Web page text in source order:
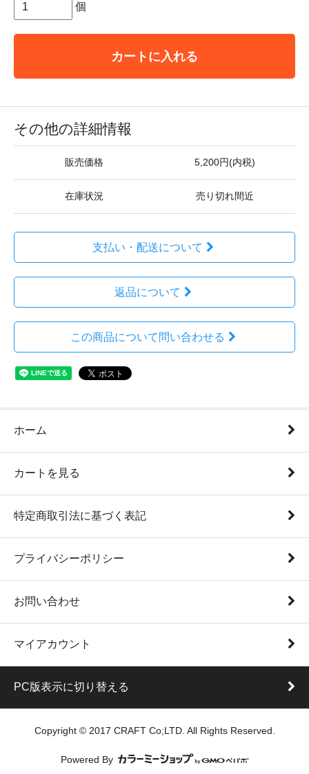
個
カートに入れる
その他の詳細情報
販売価格 5,200円(内税)
在庫状況 売り切れ間近
支払い・配送について
返品について
この商品について問い合わせる
ホーム
カートを見る
特定商取引法に基づく表記
プライバシーポリシー
お問い合わせ
マイアカウント
PC版表示に切り替える
Copyright © 2017 CRAFT Co;LTD. All Rights Reserved.
Powered By